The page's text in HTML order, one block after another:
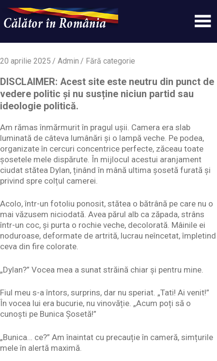
content
Calatorinromania
simplu
WordPress
20 aprilie 2025 Admin Fără categorie
DISCLAIMER: Acest site este neutru din punct de
vedere politic și nu susține niciun partid sau
ideologie politică.
Am rămas înmărmurit în pragul ușii. Camera era slab
luminată de câteva lumânări și o lampă veche. Pe podea,
organizate în cercuri concentrice perfecte, zăceau toate
șosetele mele dispărute. În mijlocul acestui aranjament
ciudat stătea Dylan, ținând în mână ultima șosetă furată și
privind spre colțul camerei.
Acolo, într-un fotoliu ponosit, stătea o bătrână pe care nu o
mai văzusem niciodată. Avea părul alb ca zăpada, strâns
într-un coc, și purta o rochie veche, decolorată. Mâinile ei
noduroase, deformate de artrită, lucrau neîncetat, împletind
ceva din fire colorate.
„Dylan?” Vocea mea a sunat străină chiar și pentru mine.
Fiul meu s-a întors, surprins, dar nu speriat. „Tati! Ai venit!”
În vocea lui era bucurie, nu vinovăție. „Acum poți să o
cunoști pe Bunica Șosetă!”
„Bunica… ce?” Am înaintat cu precauție în cameră, simțurile
mele în alertă maximă.